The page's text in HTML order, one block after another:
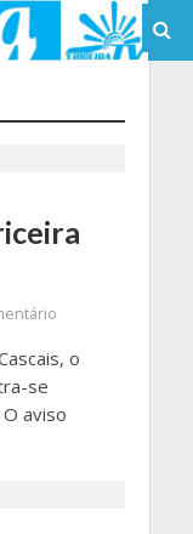
o
se
aviso